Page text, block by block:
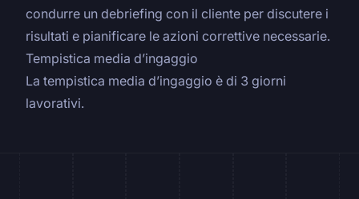
condurre un debriefing con il cliente per discutere i
risultati e pianificare le azioni correttive necessarie.
Tempistica media d’ingaggio
La tempistica media d’ingaggio è di 3 giorni
lavorativi.